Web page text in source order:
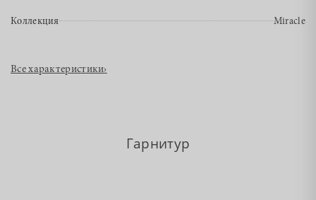
Коллекция Miracle
Все характеристики›
Гарнитур